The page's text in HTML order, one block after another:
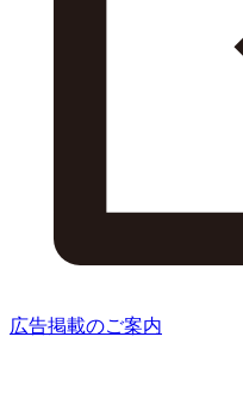
広告掲載のご案内